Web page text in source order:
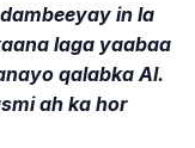
in la
laga yaabaa
qalabka AI.
ah ka hor